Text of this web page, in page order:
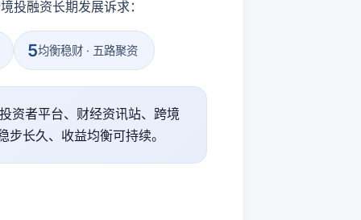
投融资长期发展诉求：
5均衡稳财 · 五路聚资
资者平台、财经资讯站、跨境
长久、收益均衡可持续。